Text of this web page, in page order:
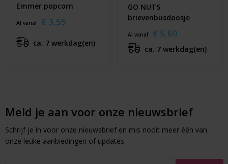
Emmer popcorn
Al vanaf € 3,55
ca. 7 werkdag(en)
GO NUTS
brievenbusdoosje
Al vanaf € 5,60
ca. 7 werkdag(en)
Meld je aan voor onze nieuwsbrief
Schrijf je in voor onze nieuwsbrief en mis nooit meer één van
onze leuke aanbiedingen of updates.